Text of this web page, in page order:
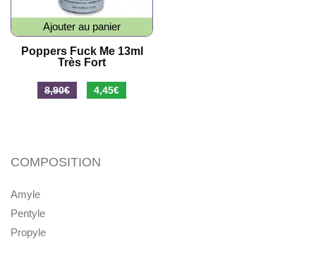
Ajouter au panier
Poppers Fuck Me 13ml
Très Fort
8,90€
Le
8,90€.
4,45€
COMPOSITION
Amyle
Pentyle
Propyle